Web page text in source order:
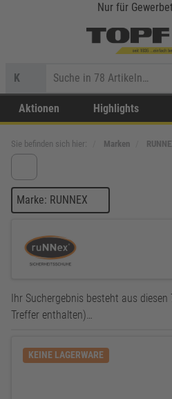
Nur für
K
Aktionen Highlights
Sie befinden sich hier: Marken
Marke: RUNNEX
Ihr Suchergebnis besteht aus
Treffer enthalten)…
KEINE LAGERWARE